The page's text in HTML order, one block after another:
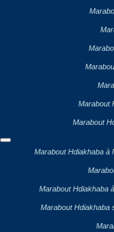
Marabout
Marabout
Marabout Hdiakhaba à
Marabout Hdiakhaba
Marabout Hdiakhaba